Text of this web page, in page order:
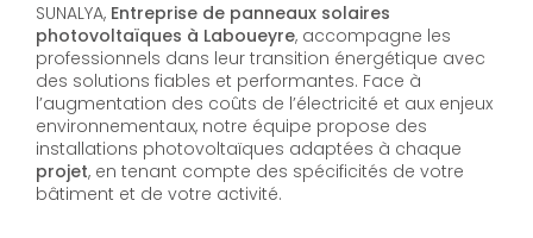
SUNALYA, Entreprise de panneaux solaires
photovoltaïques à Laboueyre, accompagne les
professionnels dans leur transition énergétique avec
des solutions fiables et performantes. Face à
l’augmentation des coûts de l’électricité et aux enjeux
environnementaux, notre équipe propose des
installations photovoltaïques adaptées à chaque
projet, en tenant compte des spécificités de votre
bâtiment et de votre activité.